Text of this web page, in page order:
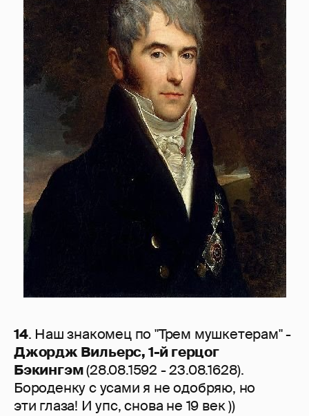
14. Наш знакомец по "Трем мушкетерам" -
Джордж Вильерс, 1-й герцог
Бэкингэм(28.08.1592 - 23.08.1628).
Бороденку с усами я не одобряю, но
эти глаза! И упс, снова не 19 век ))